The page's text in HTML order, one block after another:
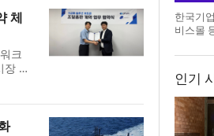
체
크
장 조
월
한국기
비스몰
인기